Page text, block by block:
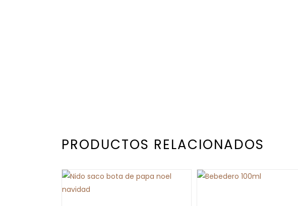
PRODUCTOS RELACIONADOS